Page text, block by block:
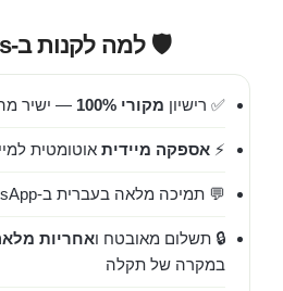
🛡️ למה לקנות ב-SE-Keys?
✅ רישיון מקורי 100% — ישיר
⚡ אספקה מיידית אוטומטית
💬 תמיכה מלאה בעברית ב-WhatsApp ובמייל
🔒 תשלום מאובטח ואחריות
במקרה של תקלה